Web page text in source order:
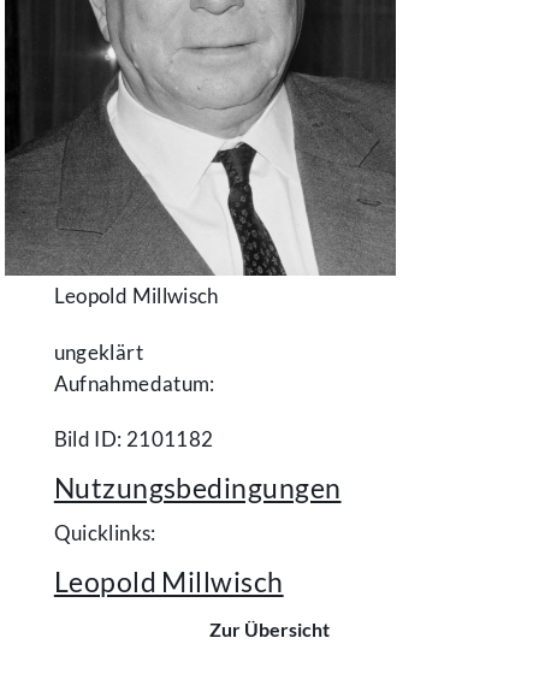
Leopold Millwisch
ungeklärt
Aufnahmedatum:
Bild ID: 2101182
Nutzungsbedingungen
Quicklinks:
Leopold Millwisch
Zur Übersicht